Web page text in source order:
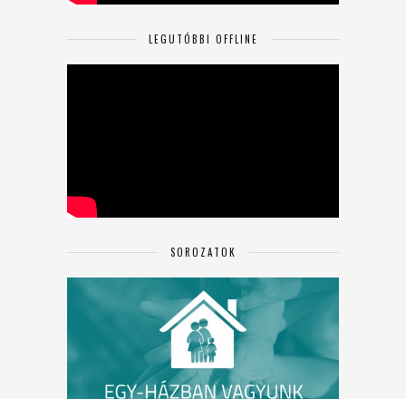
LEGUTÓBBI OFFLINE
SOROZATOK